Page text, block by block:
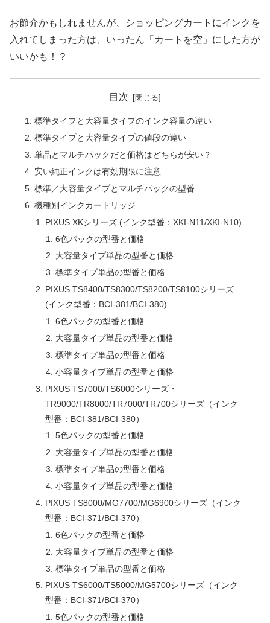
お節介かもしれませんが、ショッピングカートにインクを
入れてしまった方は、いったん「カートを空」にした方が
いいかも！？
目次
標準タイプと大容量タイプのインク容量の違い
標準タイプと大容量タイプの値段の違い
単品とマルチパックだと価格はどちらが安い？
安い純正インクは有効期限に注意
標準／大容量タイプとマルチパックの型番
機種別インクカートリッジ
PIXUS XKシリーズ (インク型番：XKI-N11/XKI-N10)
6色パックの型番と価格
大容量タイプ単品の型番と価格
標準タイプ単品の型番と価格
PIXUS TS8400/TS8300/TS8200/TS8100シリーズ
(インク型番：BCI-381/BCI-380)
6色パックの型番と価格
大容量タイプ単品の型番と価格
標準タイプ単品の型番と価格
小容量タイプ単品の型番と価格
PIXUS TS7000/TS6000シリーズ・
TR9000/TR8000/TR7000/TR700シリーズ（インク
型番：BCI-381/BCI-380）
5色パックの型番と価格
大容量タイプ単品の型番と価格
標準タイプ単品の型番と価格
小容量タイプ単品の型番と価格
PIXUS TS8000/MG7700/MG6900シリーズ（インク
型番：BCI-371/BCI-370）
6色パックの型番と価格
大容量タイプ単品の型番と価格
標準タイプ単品の型番と価格
PIXUS TS6000/TS5000/MG5700シリーズ（インク
型番：BCI-371/BCI-370）
5色パックの型番と価格